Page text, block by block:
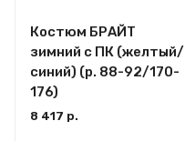
Костюм БРАЙТ
зимний с ПК (желтый/
синий) (р. 88-92/170-
176)
8 417 р.